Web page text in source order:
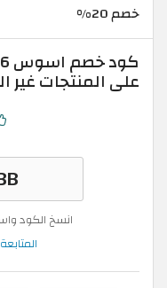
خصم 20%
على المنتجات غير
انسخ الكود